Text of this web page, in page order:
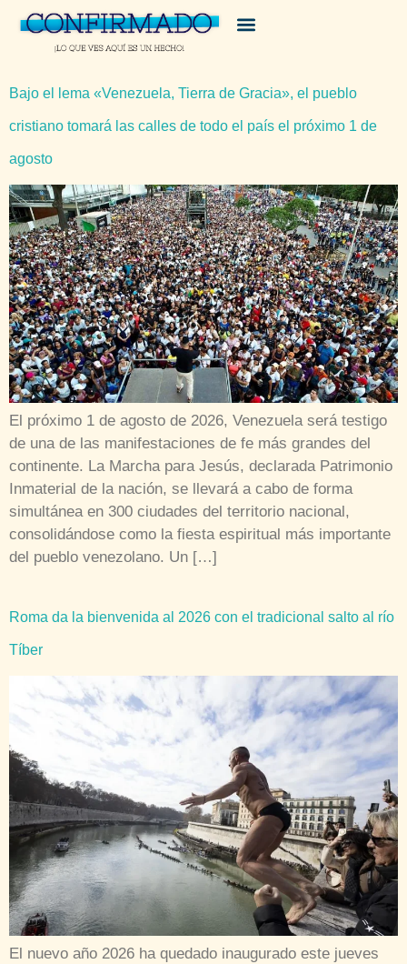
Bajo el lema «Venezuela, Tierra de Gracia», el pueblo
cristiano tomará las calles de todo el país el próximo 1 de
agosto
El próximo 1 de agosto de 2026, Venezuela será testigo
de una de las manifestaciones de fe más grandes del
continente. La Marcha para Jesús, declarada Patrimonio
Inmaterial de la nación, se llevará a cabo de forma
simultánea en 300 ciudades del territorio nacional,
consolidándose como la fiesta espiritual más importante
del pueblo venezolano. Un […]
Roma da la bienvenida al 2026 con el tradicional salto al río
Tíber
El nuevo año 2026 ha quedado inaugurado este jueves